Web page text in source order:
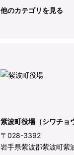
他のカテゴリを見る
紫波町役場（シワチョ
〒028-3392
岩手県紫波郡紫波町紫